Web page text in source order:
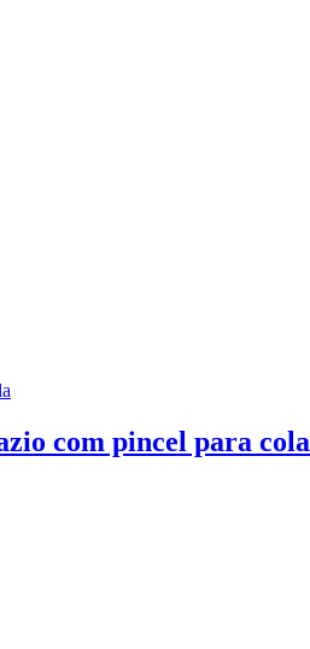
com pincel para cola